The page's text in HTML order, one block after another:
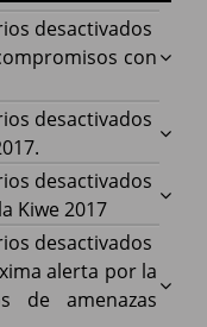
desactivados
Cauca
con
de
con
desactivados
ACIN
DE
desactivados
Hacía
Kiwe 2017
desactivados
alerta por la
de amenazas